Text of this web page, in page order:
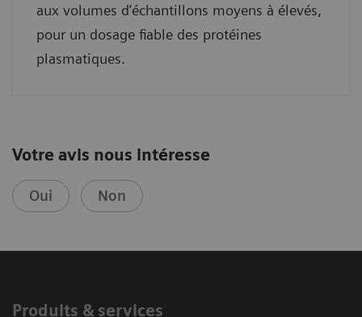
aux volumes d’échantillons moyens à élevés,
pour un dosage fiable des protéines
plasmatiques.
Votre avis nous intéresse
Oui Non
Produits & services